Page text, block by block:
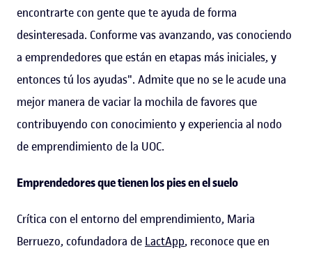
encontrarte con gente que te ayuda de forma
desinteresada. Conforme vas avanzando, vas conociendo
a emprendedores que están en etapas más iniciales, y
entonces tú los ayudas". Admite que no se le acude una
mejor manera de vaciar la mochila de favores que
contribuyendo con conocimiento y experiencia al nodo
de emprendimiento de la UOC.
Emprendedores que tienen los pies en el suelo
Crítica con el entorno del emprendimiento, Maria
Berruezo, cofundadora de LactApp, reconoce que en